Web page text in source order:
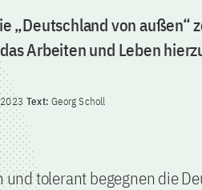
„Deutschland von außen“
Arbeiten und Leben
Text: Georg Scholl
und tolerant begegnen die